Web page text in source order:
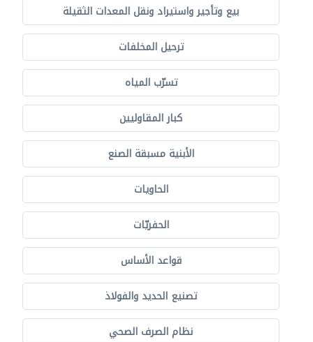
بيع وتأجير واستيراد ونقل المعدات الثقيلة
ترحيل المخلفات
تسرّب المياه
كبار المقاوليين
الأبنية مسبقة الصنع
الحاويات
الحفريّات
قواعد الأساس
تصنيع الحديد والفولاذ
نظام الصرف الصحي